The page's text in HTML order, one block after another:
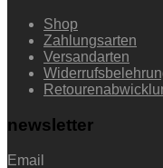
Shop
Zahlungsarten
Versandarten
newsletter
Email